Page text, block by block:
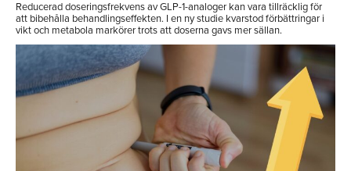
Reducerad doseringsfrekvens av GLP-1-analoger kan vara tillräcklig för
att bibehålla behandlingseffekten. I en ny studie kvarstod förbättringar i
vikt och metabola markörer trots att doserna gavs mer sällan.